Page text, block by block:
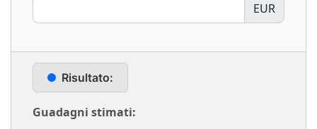
EUR
Risultato:
Guadagni stimati: